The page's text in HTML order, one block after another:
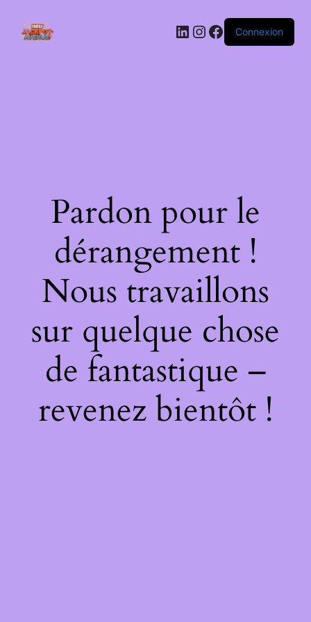
LinkedIn
Instagram
Facebook
Connexion
Pardon pour le
dérangement !
Nous travaillons
sur quelque chose
de fantastique –
revenez bientôt !